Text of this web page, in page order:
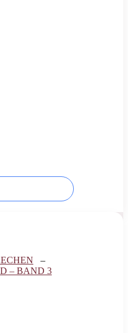
–
– BAND 3